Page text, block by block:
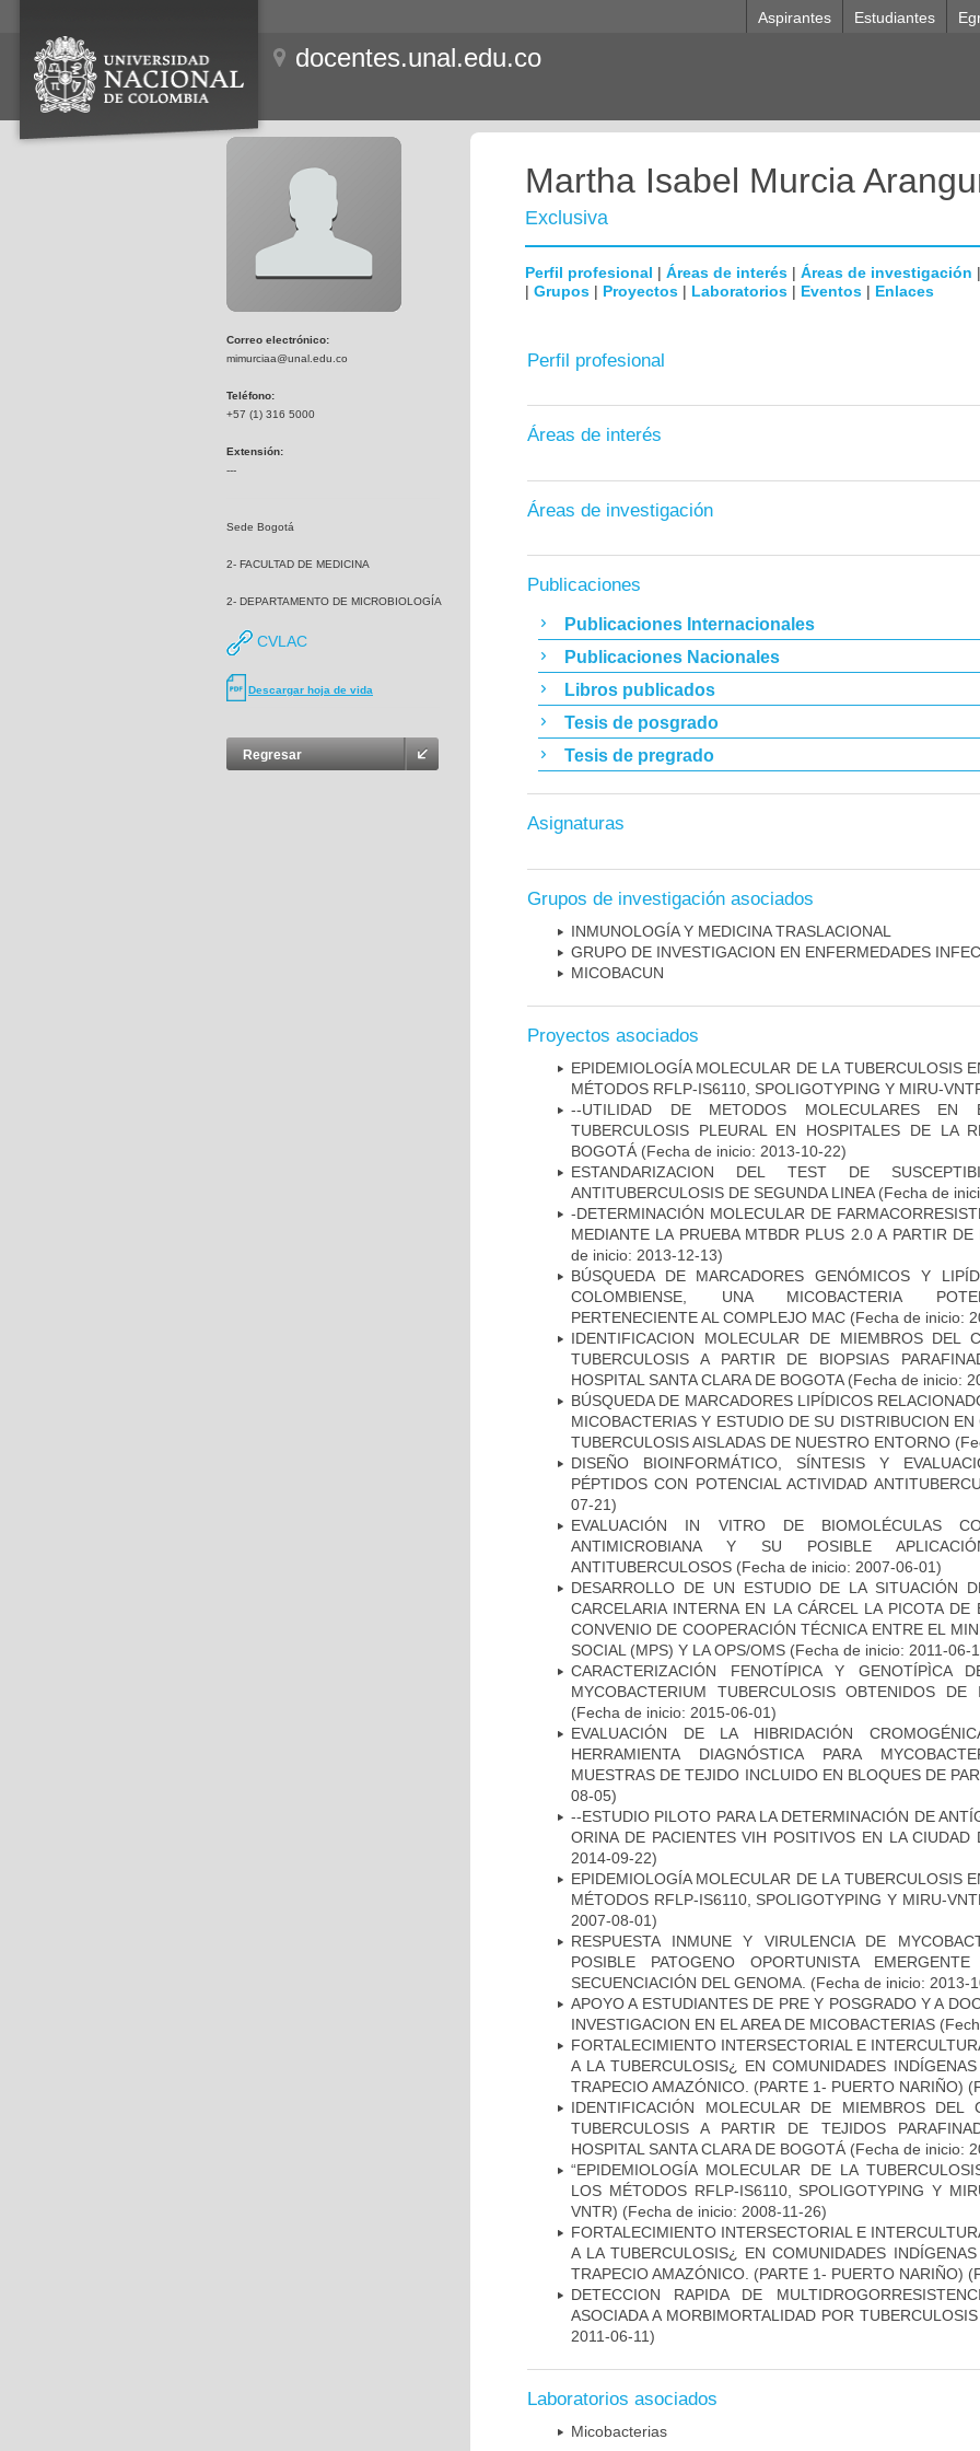
Aspirantes Estudiantes
docentes.unal.edu.co
Correo electrónico:
mimurciaa@unal.edu.co
Teléfono:
+57 (1) 316 5000
Extensión:
---
Sede Bogotá
2- FACULTAD DE MEDICINA
2- DEPARTAMENTO DE MICROBIOLOGÍA
CVLAC
Descargar hoja de vida
Regresar
Martha Isabel Murcia
Exclusiva
Perfil profesional | Áreas de interés | Áreas de investigación |
| Grupos | Proyectos | Laboratorios | Eventos | Enlaces
Perfil profesional
Áreas de interés
Áreas de investigación
Publicaciones
Publicaciones Internacionales
Publicaciones Nacionales
Libros publicados
Tesis de posgrado
Tesis de pregrado
Asignaturas
Grupos de investigación asociados
INMUNOLOGÍA Y MEDICINA TRASLACIONAL
GRUPO DE INVESTIGACION EN ENFERMEDADES
MICOBAC­UN
Proyectos asociados
EPIDEMIOLOGÍA MOLECULAR DE LA TUBERCULOSIS
MÉTODOS RFLP-IS6110, SPOLIGOTYPING Y MIRU-
--UTILIDAD DE METODOS MOLECULARES
TUBERCULOSIS PLEURAL EN HOSPITALES DE LA
BOGOTÁ (Fecha de inicio: 2013-10-22)
ESTANDARIZACION DEL TEST DE
ANTITUBERCULOSIS DE SEGUNDA LINEA(Fecha de
-DETERMINACIÓN MOLECULAR DE
MEDIANTE LA PRUEBA MTBDR PLUS 2.0 A PARTIR
de inicio: 2013-12-13)
BÚSQUEDA DE MARCADORES GENÓMICOS Y
COLOMBIENSE, UNA MICOBACTERIA
PERTENECIENTE AL COMPLEJO MAC (Fecha de inicio:
IDENTIFICACION MOLECULAR DE MIEMBROS DEL
TUBERCULOSIS A PARTIR DE BIOPSIAS
HOSPITAL SANTA CLARA DE BOGOTA(Fecha de inicio:
BÚSQUEDA DE MARCADORES LIPÍDICOS
MICOBACTERIAS Y ESTUDIO DE SU DISTRIBUCION
TUBERCULOSIS AISLADAS DE NUESTRO ENTORNO
DISEÑO BIOINFORMÁTICO, SÍNTESIS Y
PÉPTIDOS CON POTENCIAL ACTIVIDAD
07-21)
EVALUACIÓN IN VITRO DE BIOMOLÉCULAS
ANTIMICROBIANA Y SU POSIBLE
ANTITUBERCULOSOS (Fecha de inicio: 2007-06-01)
DESARROLLO DE UN ESTUDIO DE LA SITUACIÓN
CARCELARIA INTERNA EN LA CÁRCEL LA PICOTA DE
CONVENIO DE COOPERACIÓN TÉCNICA ENTRE EL
SOCIAL (MPS) Y LA OPS/OMS (Fecha de inicio: 2011-06-
CARACTERIZACIÓN FENOTÍPICA Y GENOTÍPÌCA
MYCOBACTERIUM TUBERCULOSIS OBTENIDOS
(Fecha de inicio: 2015-06-01)
EVALUACIÓN DE LA HIBRIDACIÓN
HERRAMIENTA DIAGNÓSTICA PARA
MUESTRAS DE TEJIDO INCLUIDO EN BLOQUES DE
08-05)
--ESTUDIO PILOTO PARA LA DETERMINACIÓN DE
ORINA DE PACIENTES VIH POSITIVOS EN LA CIUDAD
2014-09-22)
EPIDEMIOLOGÍA MOLECULAR DE LA TUBERCULOSIS
MÉTODOS RFLP-IS6110, SPOLIGOTYPING Y MIRU-
2007-08-01)
RESPUESTA INMUNE Y VIRULENCIA DE
POSIBLE PATOGENO OPORTUNISTA
SECUENCIACIÓN DEL GENOMA. (Fecha de inicio: 2013-
APOYO A ESTUDIANTES DE PRE Y POSGRADO Y A
INVESTIGACION EN EL AREA DE MICOBACTERIAS
FORTALECIMIENTO INTERSECTORIAL E
A LA TUBERCULOSIS¿ EN COMUNIDADES
TRAPECIO AMAZÓNICO. (PARTE 1- PUERTO NARIÑO)
IDENTIFICACIÓN MOLECULAR DE MIEMBROS DEL
TUBERCULOSIS A PARTIR DE TEJIDOS
HOSPITAL SANTA CLARA DE BOGOTÁ (Fecha de inicio:
“EPIDEMIOLOGÍA MOLECULAR DE LA
LOS MÉTODOS RFLP-IS6110, SPOLIGOTYPING Y
VNTR) (Fecha de inicio: 2008-11-26)
FORTALECIMIENTO INTERSECTORIAL E
A LA TUBERCULOSIS¿ EN COMUNIDADES
TRAPECIO AMAZÓNICO. (PARTE 1- PUERTO NARIÑO)
DETECCION RAPIDA DE
ASOCIADA A MORBIMORTALIDAD POR
2011-06-11)
Laboratorios asociados
Micobacterias